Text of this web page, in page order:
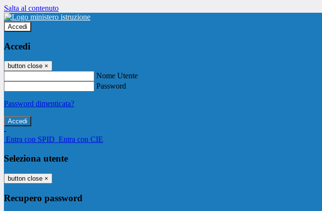
Salta al contenuto
Accedi
Accedi
button close ×
Nome Utente
Password
Password dimenticata?
-
Entra con SPID Entra con CIE
Seleziona utente
button close ×
Recupero password